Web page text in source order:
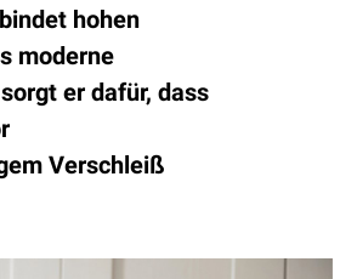
hohen
moderne
er dafür, dass
Verschleiß